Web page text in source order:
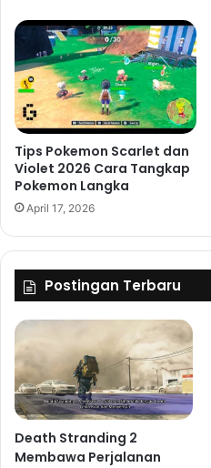
Tips Pokemon Scarlet dan
Violet 2026 Cara Tangkap
Pokemon Langka
April 17, 2026
Postingan Terbaru
Death Stranding 2
Membawa Perjalanan